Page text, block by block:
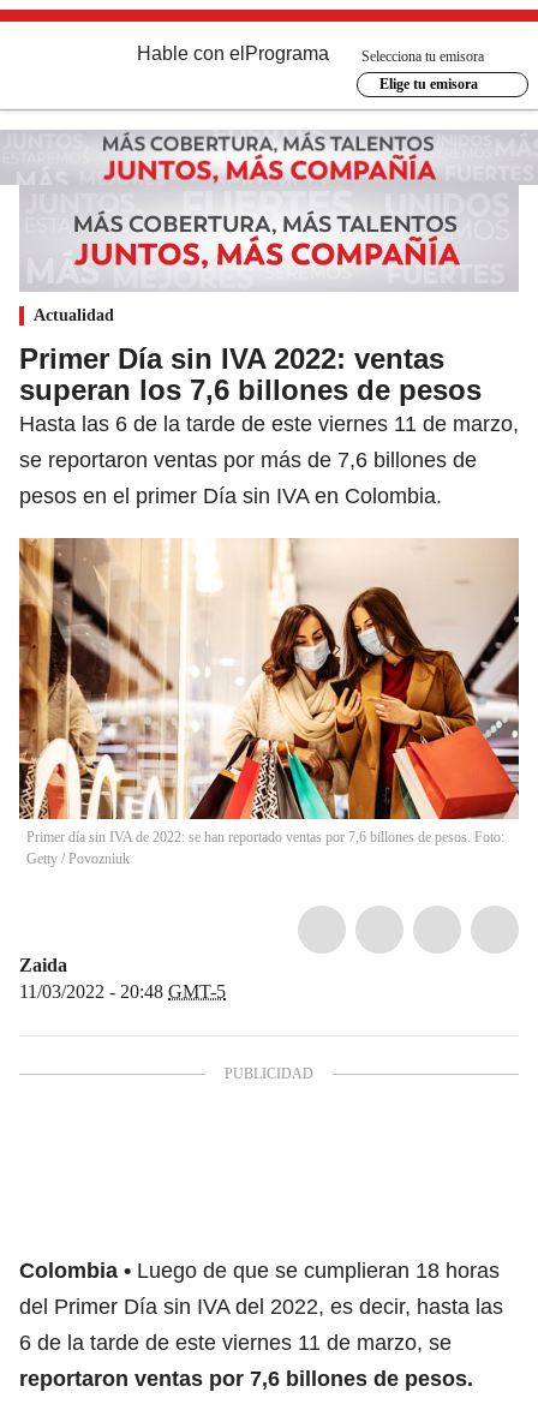
Hable con el Programa
Selecciona tu emisora
Elige tu emisora
Actualidad
Primer Día sin IVA 2022: ventas
superan los 7,6 billones de pesos
Hasta las 6 de la tarde de este viernes 11 de marzo,
se reportaron ventas por más de 7,6 billones de
pesos en el primer Día sin IVA en Colombia.
Primer día sin IVA de 2022: se han reportado ventas por 7,6 billones de pesos. Foto:
Getty / Povozniuk
Zaida
11/03/2022 - 20:48 GMT-5
Colombia
Luego de que se cumplieran 18 horas
del Primer Día sin IVA del 2022, es decir, hasta las
6 de la tarde de este viernes 11 de marzo, se
reportaron ventas por 7,6 billones de pesos.